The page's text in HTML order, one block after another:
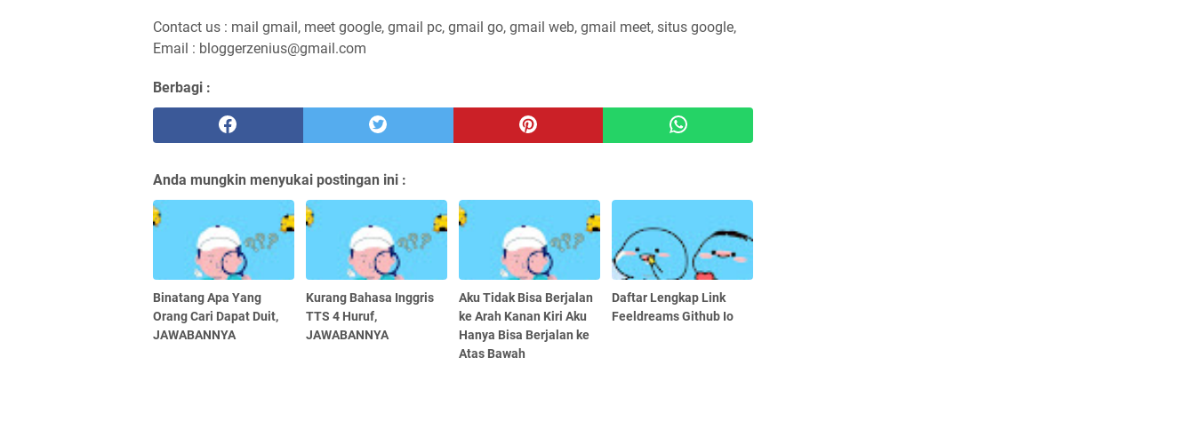
Contact us : mail gmail, meet google, gmail pc, gmail go, gmail web, gmail meet, situs google,
Email : bloggerzenius@gmail.com
Berbagi :
Anda mungkin menyukai postingan ini :
Binatang Apa Yang
Orang Cari Dapat Duit,
JAWABANNYA
Kurang Bahasa Inggris
TTS 4 Huruf,
JAWABANNYA
Aku Tidak Bisa Berjalan
ke Arah Kanan Kiri Aku
Hanya Bisa Berjalan ke
Atas Bawah
Daftar Lengkap Link
Feeldreams Github Io